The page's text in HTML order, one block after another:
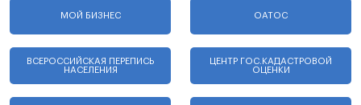
МОЙ БИЗНЕС ОАТОС
ВСЕРОССИЙСКАЯ ПЕРЕПИСЬ
НАСЕЛЕНИЯ
ЦЕНТР ГОС.КАДАСТРОВОЙ
ОЦЕНКИ